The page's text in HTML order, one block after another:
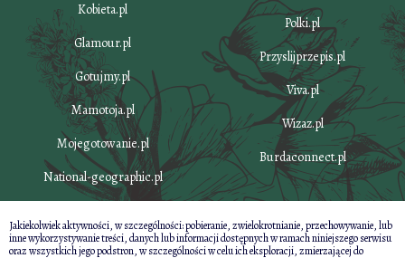
Kobieta.pl
Glamour.pl
Gotujmy.pl
Mamotoja.pl
Mojegotowanie.pl
National-geographic.pl
Polki.pl
Przyslijprzepis.pl
Viva.pl
Wizaz.pl
Burdaconnect.pl
Jakiekolwiek aktywności, w szczególności: pobieranie, zwielokrotnianie, przechowywanie, lub
inne wykorzystywanie treści, danych lub informacji dostępnych w ramach niniejszego serwisu
oraz wszystkich jego podstron, w szczególności w celu ich eksploracji, zmierzającej do